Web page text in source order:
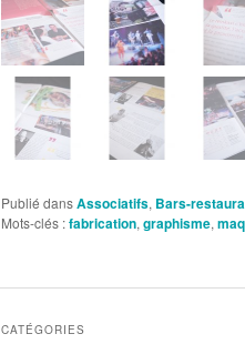
Publié dansAssociatifs, Bars-
Mots-clés :fabrication, graphisme,
CATÉGORIES